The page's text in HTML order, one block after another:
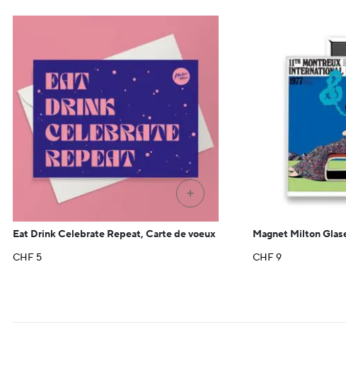
+
Eat Drink Celebrate Repeat, Carte de voeux
CHF 5
Magnet Milton
CHF9